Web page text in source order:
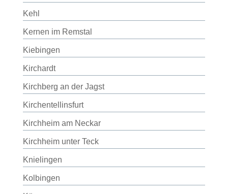
Kehl
Kernen im Remstal
Kiebingen
Kirchardt
Kirchberg an der Jagst
Kirchentellinsfurt
Kirchheim am Neckar
Kirchheim unter Teck
Knielingen
Kolbingen